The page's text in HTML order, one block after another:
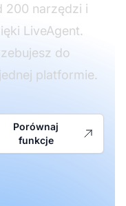
200 narzędzi i
LiveAgent.
do
platformie.
Porównaj
funkcje